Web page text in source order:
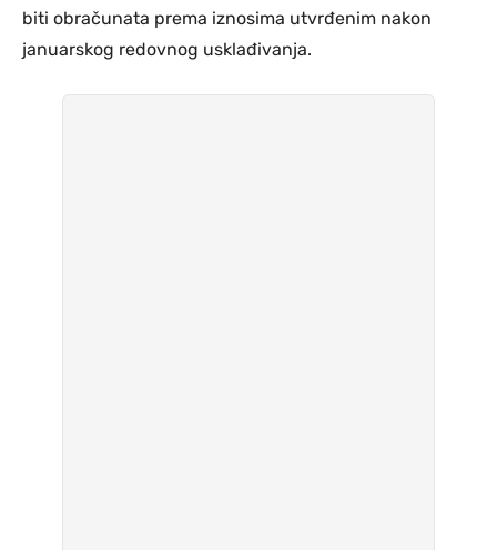
biti obračunata prema iznosima utvrđenim nakon
januarskog redovnog usklađivanja.